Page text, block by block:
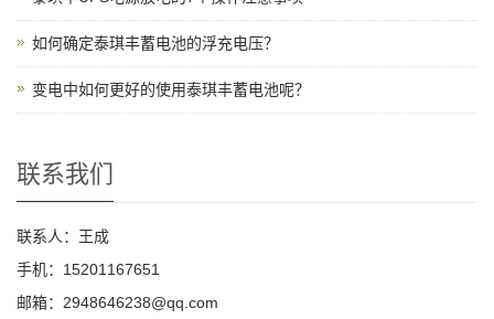
如何确定泰琪丰蓄电池的浮充电压？
变电中如何更好的使用泰琪丰蓄电池呢？
联系我们
联系人：王成
手机：15201167651
邮箱：2948646238@qq.com